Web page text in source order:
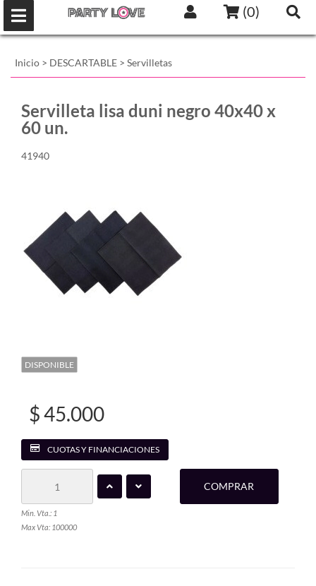
(0)
Inicio > DESCARTABLE > Servilletas
Servilleta lisa duni negro 40x40 x
60 un.
41940
DISPONIBLE
$ 45.000
CUOTAS Y FINANCIACIONES
Min. Vta.: 1
Max Vta: 100000
COMPRAR